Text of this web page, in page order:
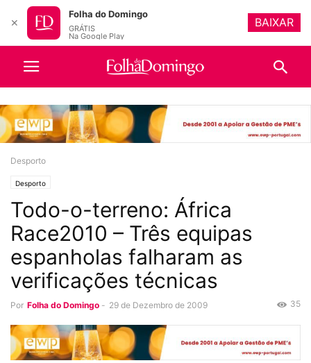
Desporto
Desporto
Todo-o-terreno: África
Race2010 – Três equipas
espanholas falharam as
verificações técnicas
Por Folha do Domingo - 29 de Dezembro de 2009 35
✕
Folha do Domingo
GRÁTIS
Na Google Play
BAIXAR